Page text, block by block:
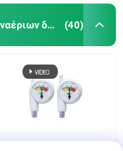
Όργανο ελέγχου πίεσης εναέριων διαδρόμων (40)
Πίεση Intracuff et